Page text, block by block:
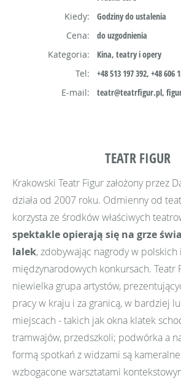
Kiedy:
Godziny do ustalenia
Cena:
do uzgodnienia
Kategoria:
Kina, teatry i opery
Tel:
+48 513 197 392, +48 606
E-mail:
te­atr@teatr­fi­gur.pl,
TEATR FIGUR
Krakowski Teatr Figur założony przez
działa od 2007 roku. Odmienny od
korzysta ze środków właściwych
spektakle opierają się na grze
lalek, zdobywając nagrody w polskich i
międzynarodowych konkursach. Teatr
niewielka grupa artystów,
pracy w kraju i za granicą, w bardziej
miejscach - takich jak okna klatek
tramwajów, przedszkoli; podwórka a
formą spotkań z widzami są
wzbogacone warsztatami